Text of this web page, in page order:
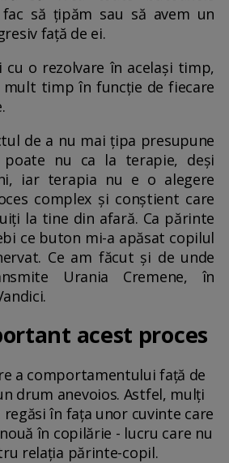
să țipăm sau să avem un
față de ei.
cu o rezolvare în același timp,
mult timp în funcție de fiecare
de a nu mai țipa presupune
nu ca la terapie, deși
iar terapia nu e o alegere
complex și conștient care
la tine din afară. Ca părinte
ce buton mi-a apăsat copilul
Ce am făcut și de unde
Urania Cremene, în
acest proces
a comportamentului față de
drum anevoios. Astfel, mulți
în fața unor cuvinte care
în copilărie - lucru care nu
relația părinte-copil.